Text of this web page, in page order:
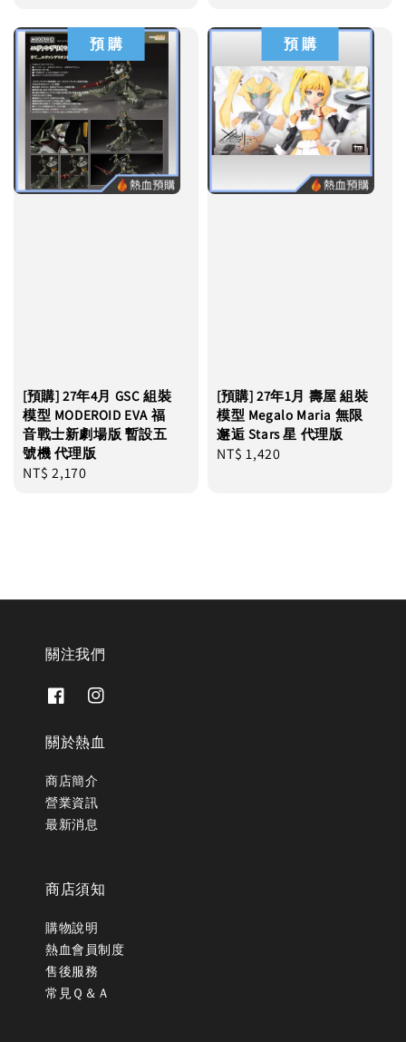
預 購
[預購] 27年4月 GSC 組裝
模型 MODEROID EVA 福
音戰士新劇場版 暫設五
號機 代理版
Regular
NT$ 2,170
預 購
[預購] 27年1月 壽屋 組裝
模型 Megalo Maria 無限
邂逅 Stars 星 代理版
Regular
NT$ 1,420
關注我們
關於熱血
商店簡介
營業資訊
最新消息
商店須知
購物說明
熱血會員制度
售後服務
常見Ｑ＆Ａ